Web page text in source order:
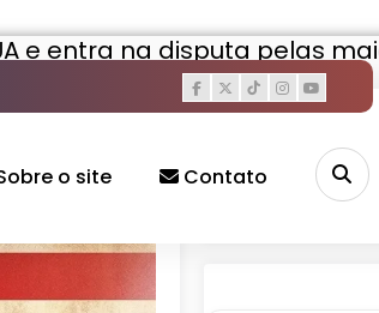
o site Contato
e entra na disputa pelas
Pesquisar